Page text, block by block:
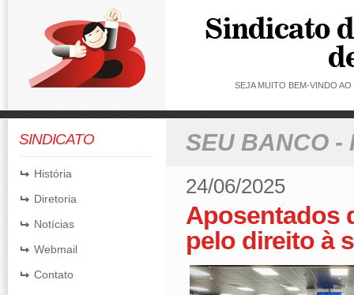
SEJA MUITO BEM-VINDO
SINDICATO
História
Diretoria
Notícias
Webmail
Contato
SEU BANCO -
24/06/2025
Aposentados
pelo direito à